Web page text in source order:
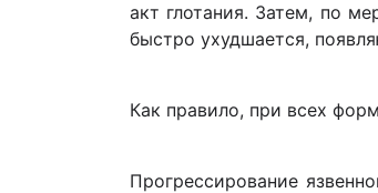
акт глотания. Затем, по
быстро ухудшается,
Как правило, при всех
Прогрессирование